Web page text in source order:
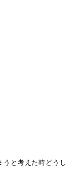
うと考えた時どうし